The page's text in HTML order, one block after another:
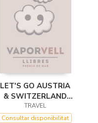
LET'S GO AUSTRIA
& SWITZERLAND
2002
TRAVEL
Consultar disponibilitat